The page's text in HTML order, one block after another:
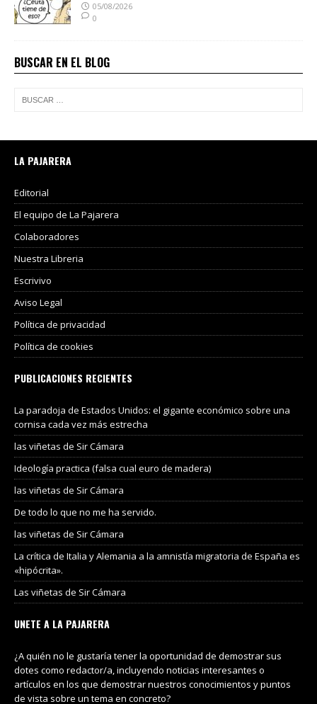
05/08/2026
0
BUSCAR EN EL BLOG
LA PAJARERA
Editorial
El equipo de La Pajarera
Colaboradores
Nuestra Libreria
Escrivivo
Aviso Legal
Política de privacidad
Política de cookies
PUBLICACIONES RECIENTES
La paradoja de Estados Unidos: el gigante económico sobre una
cornisa cada vez más estrecha
las viñetas de Sir Cámara
Ideología practica (falsa cual euro de madera)
las viñetas de Sir Cámara
De todo lo que no me ha servido.
las viñetas de Sir Cámara
La crítica de Italia y Alemania a la amnistía migratoria de España es
«hipócrita».
Las viñetas de Sir Cámara
UNETE A LA PAJARERA
¿A quién no le gustaría tener la oportunidad de demostrar sus
dotes como redactor/a, incluyendo noticias interesantes o
artículos en los que demostrar nuestros conocimientos y puntos
de vista sobre un tema en concreto?